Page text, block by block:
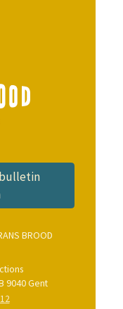
BROOD
9040 Gent